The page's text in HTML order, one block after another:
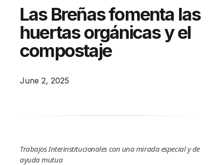
Campañas
Arbolado
Residuos
Proyectos
Empleos Verdes Locales
Las Breñas fomenta las
huertas orgánicas y el
compostaje
June 2, 2025
Trabajos Interinstitucionales con una mirada especial y de
ayuda mutua